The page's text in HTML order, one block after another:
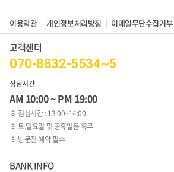
이용약관 개인정보처리방침 이메일무단수집거부
고객센터
070-8832-5534~5
상담시간
AM 10:00 ~ PM 19:00
※ 점심시간 : 13:00~14:00
※ 토,일요일 및 공휴일은 휴무
※ 방문전 예약 필수
BANK INFO